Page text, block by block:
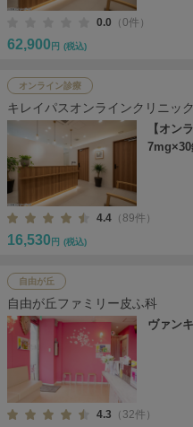
0.0 （0件）
62,900 円 (税込)
オンライン診療
キレイパスオンラインクリニック
【オン
7mg×30
4.4 （89件）
16,530 円 (税込)
自由が丘
自由が丘ファミリー皮ふ科
ヴァン
4.3 （32件）